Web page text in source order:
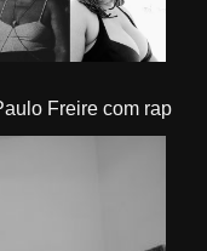
Freire com rap